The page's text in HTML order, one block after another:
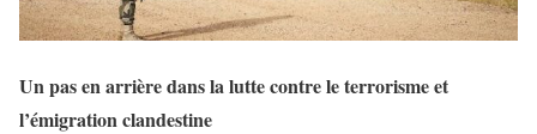
Un pas en arrière dans la lutte contre le terrorisme et
l’émigration clandestine